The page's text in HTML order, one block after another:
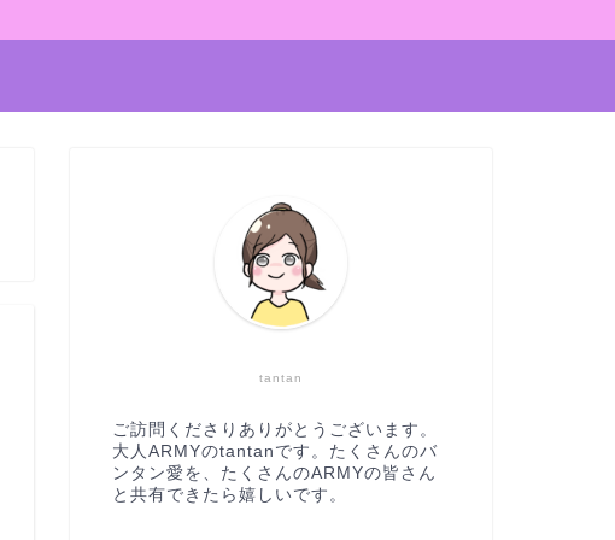
tantan
ご訪問くださりありがとうございます。
大人ARMYのtantanです。たくさんのバ
ンタン愛を、たくさんのARMYの皆さん
と共有できたら嬉しいです。